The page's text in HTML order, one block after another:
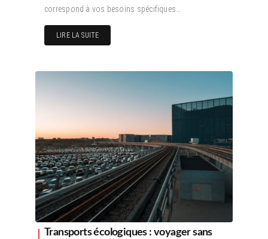
correspond à vos besoins spécifiques…
LIRE LA SUITE
Transports écologiques : voyager sans